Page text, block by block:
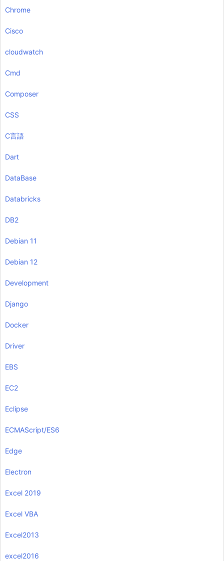
Chrome
Cisco
cloudwatch
Cmd
Composer
CSS
C言語
Dart
DataBase
Databricks
DB2
Debian 11
Debian 12
Development
Django
Docker
Driver
EBS
EC2
Eclipse
ECMAScript/ES6
Edge
Electron
Excel 2019
Excel VBA
Excel2013
excel2016